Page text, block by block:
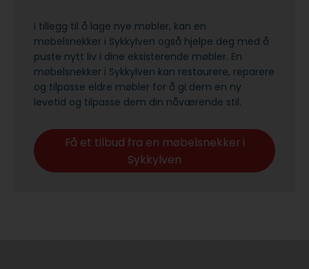
I tillegg til å lage nye møbler, kan en
møbelsnekker i Sykkylven også hjelpe deg med å
puste nytt liv i dine eksisterende møbler. En
møbelsnekker i Sykkylven kan restaurere, reparere
og tilpasse eldre møbler for å gi dem en ny
levetid og tilpasse dem din nåværende stil.
Få et tilbud fra en møbelsnekker i
Sykkylven